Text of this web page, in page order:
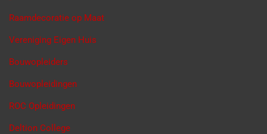
Raamdecoratie op Maat
Vereniging Eigen Huis
Bouwopleiders
Bouwopleidingen
ROC Opleidingen
Deltion College